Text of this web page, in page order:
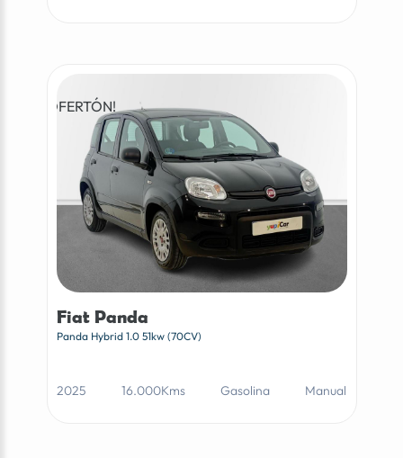
¡OFERTÓN!
Fiat Panda
Panda Hybrid 1.0 51kw (70CV)
2025 16.000Kms Gasolina Manual